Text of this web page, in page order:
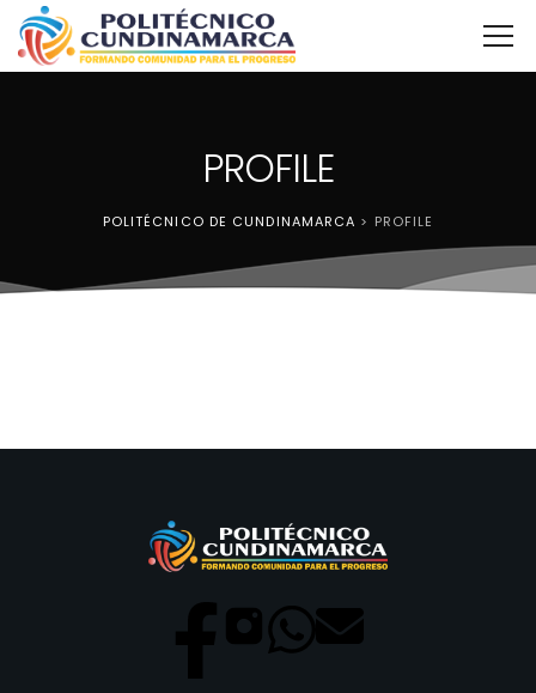
PROFILE
POLITÉCNICO DE CUNDINAMARCA > PROFILE